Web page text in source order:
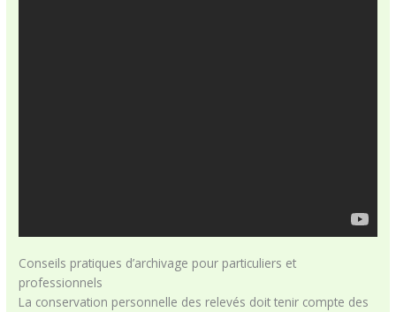
Conseils pratiques d’archivage pour particuliers et
professionnels
La conservation personnelle des relevés doit tenir compte des